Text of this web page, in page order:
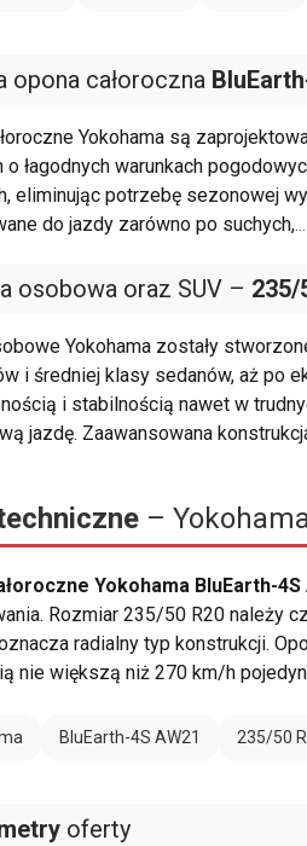
opona całoroczna
Yokohama są
o łagodnych warunkach
eliminując potrzebę sezonowej
do jazdy zarówno po suchych,...
osobowa oraz SUV – 235/
Yokohama zostały
i średniej klasy sedanów, aż po
i stabilnością nawet w
jazdę. Zaawansowana
–
Yokohama BluEarth-4S
Rozmiar 235/50 R20 należy
radialny typ konstrukcji.
nie większą niż 270 km/h
BluEarth-4S AW21 235/50
oferty